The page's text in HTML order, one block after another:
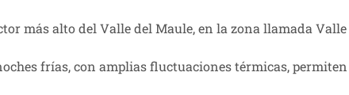
más alto del Valle del Maule, en la zona llamada Valle
frías, con amplias fluctuaciones térmicas,